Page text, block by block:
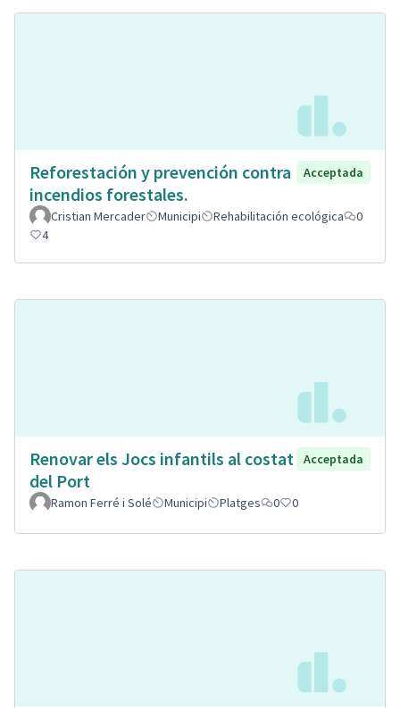
Reforestación y prevención contra
incendios forestales.
Acceptada
Cristian Mercader Municipi Rehabilitación ecológica
0
4
Renovar els Jocs infantils al costat
del Port
Acceptada
Ramon Ferré i Solé Municipi Platges 0 0